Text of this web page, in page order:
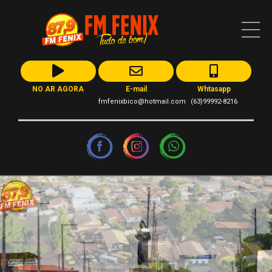
NO AR AGORA E-mail
fmfenixbico@hotmail.com
Whtasapp
(63)99992-8216